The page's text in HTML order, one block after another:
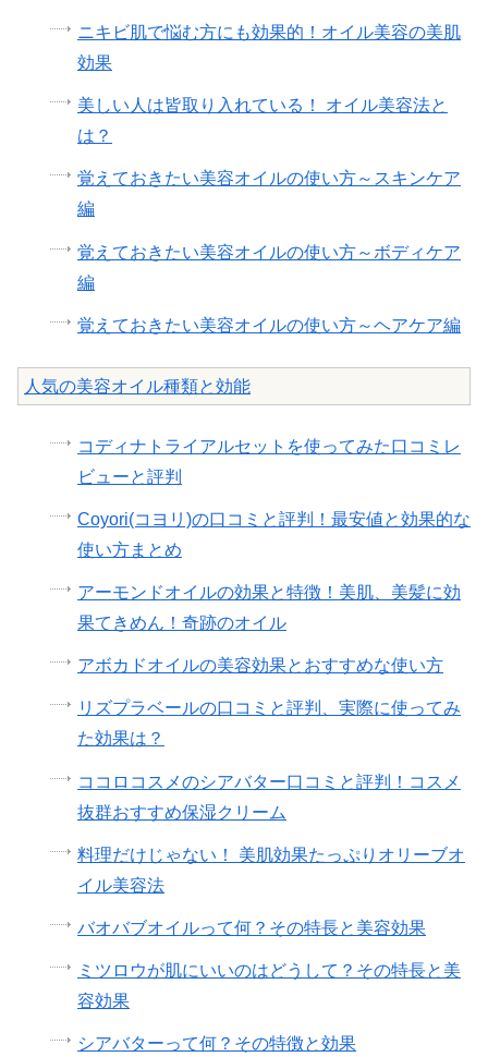
ニキビ肌で悩む方にも効果的！オイル美容の美肌
効果
美しい人は皆取り入れている！ オイル美容法と
は？
覚えておきたい美容オイルの使い方～スキンケア
編
覚えておきたい美容オイルの使い方～ボディケア
編
覚えておきたい美容オイルの使い方～ヘアケア編
人気の美容オイル種類と効能
コディナトライアルセットを使ってみた口コミレ
ビューと評判
Coyori(コヨリ)の口コミと評判！最安値と効果的な
使い方まとめ
アーモンドオイルの効果と特徴！美肌、美髪に効
果てきめん！奇跡のオイル
アボカドオイルの美容効果とおすすめな使い方
リズプラベールの口コミと評判、実際に使ってみ
た効果は？
ココロコスメのシアバター口コミと評判！コスメ
抜群おすすめ保湿クリーム
料理だけじゃない！ 美肌効果たっぷりオリーブオ
イル美容法
バオバブオイルって何？その特長と美容効果
ミツロウが肌にいいのはどうして？その特長と美
容効果
シアバターって何？その特徴と効果